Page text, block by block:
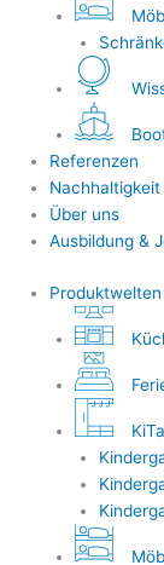
Referenzen
Nachhaltigkeit
Über uns
Ausbildung &
Produktwelten